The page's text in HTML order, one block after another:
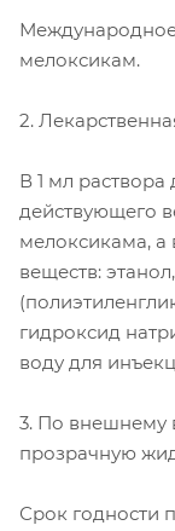
мелоксикам.
2.
В 1 мл
действующего
мелоксикама, а
веществ:
гидроксид
воду для
3. По внешнему
прозрачную
Срок годности